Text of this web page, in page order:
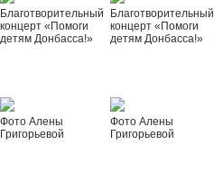
Благотворительный
концерт «Помоги
детям Донбасса!»
Благотворительный
концерт «Помоги
детям Донбасса!»
Фото Алены
Григорьевой
Фото Алены
Григорьевой